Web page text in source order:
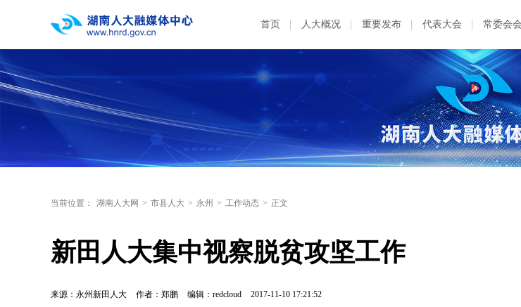
首页 人大概况 重要发布 代表大会 常委会
当前位置： 湖南人大网 > 市县人大 > 永州 > 工作动态 > 正文
新田人大集中视察脱贫攻坚工作
来源：永州新田人大 作者：郑鹏 编辑：redcloud 2017-11-10 17:21:52